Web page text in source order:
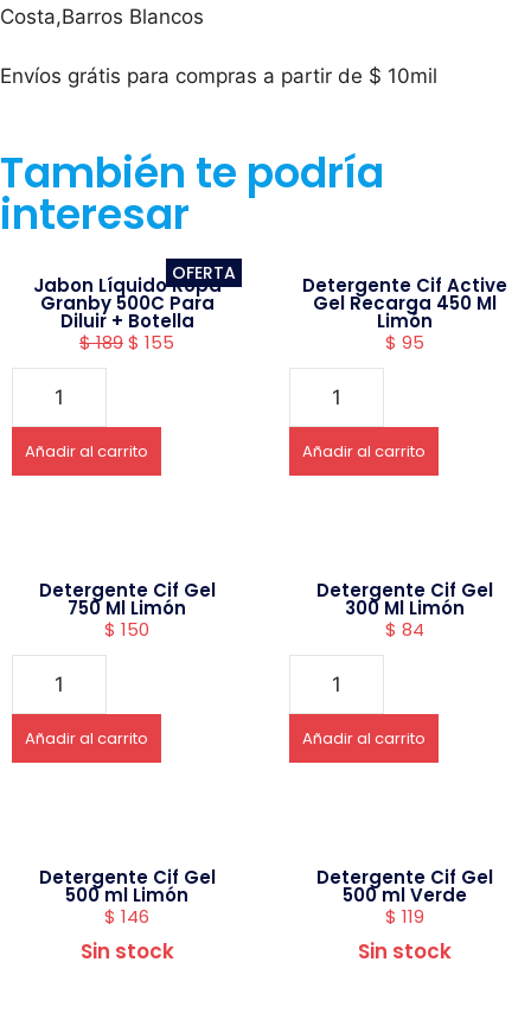
Costa,Barros Blancos
Envíos grátis para compras a partir de $ 10mil
También te podría
interesar
OFERTA
Jabon Líquido Ropa
Granby 500C Para
Diluir + Botella
$189$ 155
Añadir al carrito
Detergente Cif Active
Gel Recarga 450 Ml
Limón
$ 95
Añadir al carrito
Detergente Cif Gel
750 Ml Limón
$ 150
Añadir al carrito
Detergente Cif Gel
300 Ml Limón
$ 84
Añadir al carrito
Detergente Cif Gel
500 ml Limón
$ 146
Sin stock
Detergente Cif Gel
500 ml Verde
$ 119
Sin stock